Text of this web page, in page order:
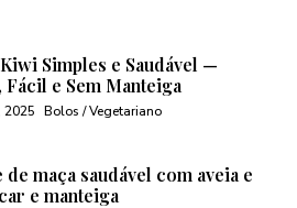
Simples e Saudável —
e Sem Manteiga
2025 Bolos / Vegetariano
maça saudável com aveia e
e manteiga